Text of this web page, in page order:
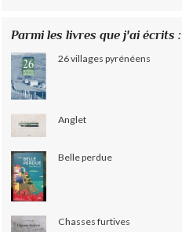
Parmi les livres que j'ai écrits :
26 villages pyrénéens
Anglet
Belle perdue
Chasses furtives